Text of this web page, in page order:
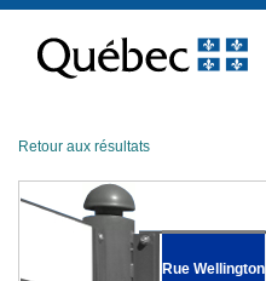
contenu
Retour aux résultats
Rue Wellington